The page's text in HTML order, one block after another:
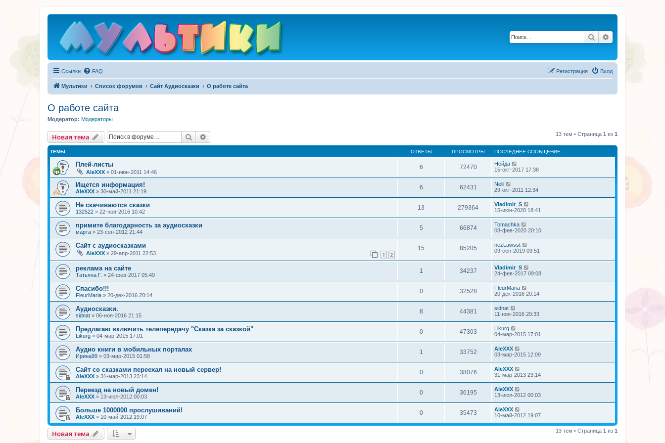
Поиск
Ссылки FAQ Вход
Регистрация
Мультики Список форумов Сайт Аудиосказки О работе сайта
О работе сайта
Модератор: Модераторы
Новая тема Поиск 13 тем • Страница 1 из 1
ТЕМЫ ОТВЕТЫ ПРОСМОТРЫ ПОСЛЕДНЕЕ СООБЩЕНИЕ
Плей-листы
AleXXX » 01-июн-2011 14:46
6 72470
Нейда
15-окт-2017 17:38
Ищется информация!
AleXXX » 30-май-2011 21:19
6 62431
Nelli
29-окт-2011 12:34
Не скачиваются сказки
132522 » 22-ноя-2016 10:42
13 279364
Vladimir_S
15-июн-2020 18:41
примите благодарность за аудиосказки
марта » 23-сен-2012 21:44
5 66874
Tomachka
08-фев-2020 20:10
Сайт с аудиосказками
AleXXX » 29-апр-2011 22:53 1 2
15 85205
nezLawsst
09-сен-2019 09:51
реклама на сайте
Татьяна Г. » 24-фев-2017 05:49
1 34237
Vladimir_S
24-фев-2017 09:08
Спасибо!!!
FleurMaria » 20-дек-2016 20:14
0 32528
FleurMaria
20-дек-2016 20:14
Аудиосказки.
sidnat » 06-ноя-2016 21:15
8 44381
sidnat
11-ноя-2016 20:33
Предлагаю включить телепередачу "Сказка за сказкой"
Likurg » 04-мар-2015 17:01
0 47303
Likurg
04-мар-2015 17:01
Аудио книги в мобильных порталах
Ирина99 » 03-мар-2015 01:58
1 33752
AleXXX
03-мар-2015 12:09
Сайт со сказками переехал на новый сервер!
AleXXX » 31-мар-2013 23:14
0 38076
AleXXX
31-мар-2013 23:14
Переезд на новый домен!
AleXXX » 13-июл-2012 00:03
0 36195
AleXXX
13-июл-2012 00:03
Больше 1000000 прослушиваний!
AleXXX » 10-май-2012 19:07
0 35473
AleXXX
10-май-2012 19:07
Новая тема 13 тем • Страница 1 из 1